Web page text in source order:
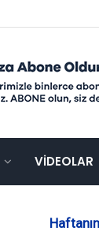
VIDEOLAR